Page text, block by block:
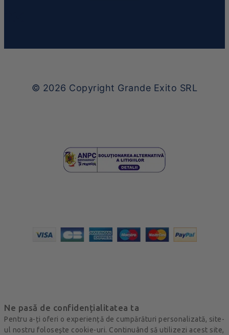
© 2026 Copyright Grande Exito SRL
Ne pasă de confidențialitatea ta
Pentru a-ți oferi o experiență de cumpărături personalizată, site-
ul nostru folosește cookie-uri. Continuând să utilizezi acest site,